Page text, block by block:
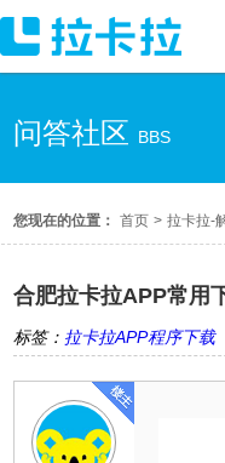
问答社区 BBS
您现在的位置： 首页 > 拉卡拉-
合肥拉卡拉APP常用
标签： 拉卡拉APP程序下载